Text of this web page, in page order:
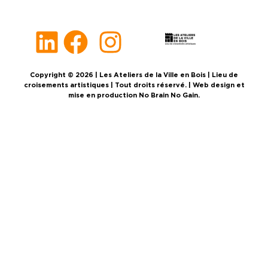
Copyright © 2026 | Les Ateliers de la Ville en Bois | Lieu de
croisements artistiques | Tout droits réservé. | Web design et
mise en production No Brain No Gain.